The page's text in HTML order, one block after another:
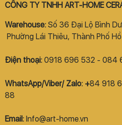
CÔNG TY TNHH ART-HOME
Warehouse: Số 36 Đại Lộ Bình
Phường Lái Thiêu, Thành Phố
Điện thoại: 0918 696 532 - 084
WhatsApp/Viber/ Zalo: +84 918
88
Email: Info@art-home.vn